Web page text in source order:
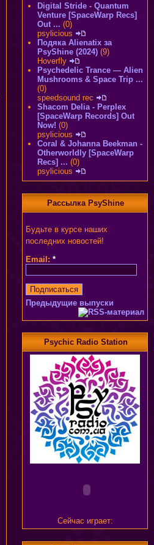
Digital Stride - Quantum
Venture [SpaceWarp Recs]
Out ... (0)
psylicious
Подяка Alienatix за
PsyShine (2024) (9)
Hoverfly
Psychedelic Trance — Alien
Mushrooms & Space Trip ...
(0)
speedsound rec
Shacom Delia - Perplex
[SpaceWarp Records] Out
Now! (0)
psylicious
Coral & Johanna Beekman -
Otherworldly [SpaceWarp
Recs] ... (0)
psylicious
Рассылка PsyShine
Будьте в курсе наших
последних новостей!
Email: *
Предыдущие выпуски
Psychic Radio Station
Сейчас играет: